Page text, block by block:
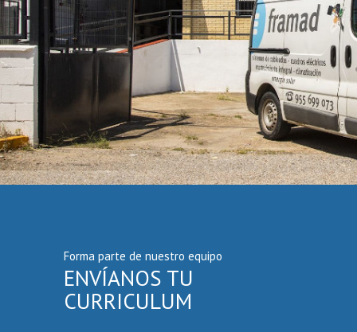
Forma parte de nuestro equipo
ENVÍANOS TU
CURRICULUM